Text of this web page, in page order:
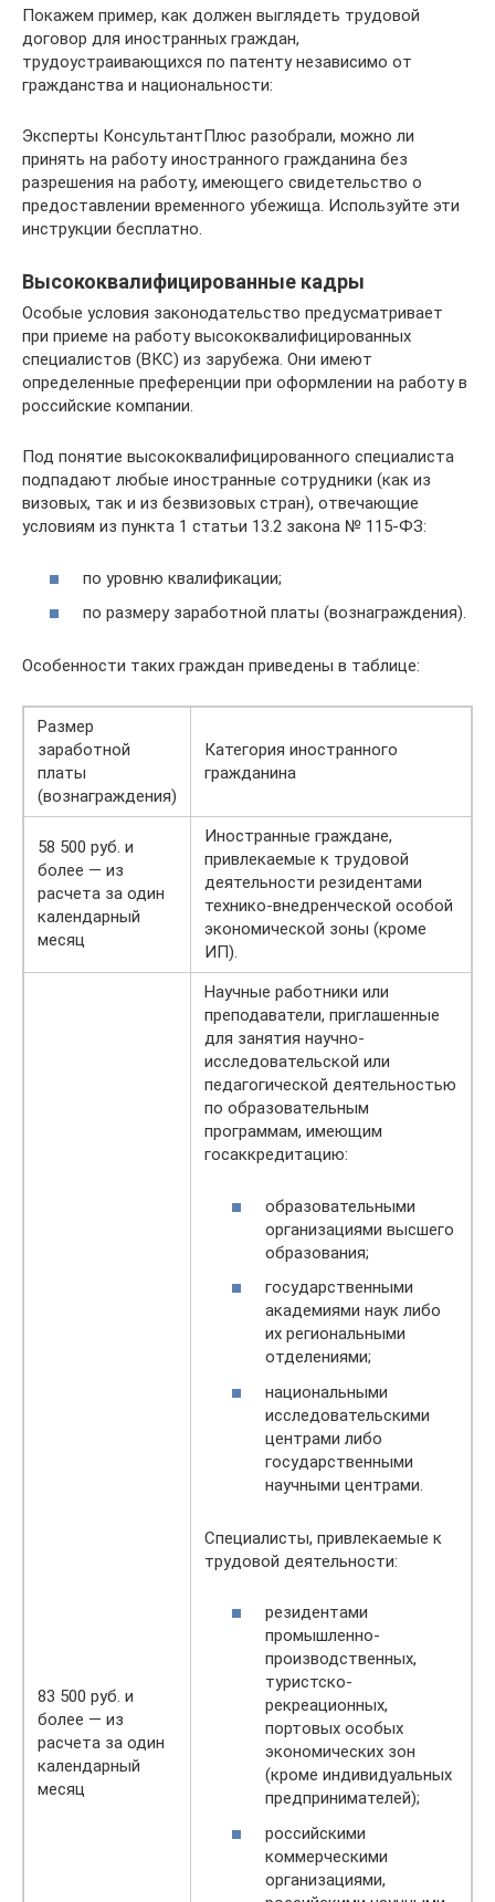
Покажем пример, как должен выглядеть трудовой
договор для иностранных граждан,
трудоустраивающихся по патенту независимо от
гражданства и национальности:
Эксперты КонсультантПлюс разобрали, можно ли
принять на работу иностранного гражданина без
разрешения на работу, имеющего свидетельство о
предоставлении временного убежища. Используйте эти
инструкции бесплатно.
Высококвалифицированные кадры
Особые условия законодательство предусматривает
при приеме на работу высококвалифицированных
специалистов (ВКС) из зарубежа. Они имеют
определенные преференции при оформлении на работу в
российские компании.
Под понятие высококвалифицированного специалиста
подпадают любые иностранные сотрудники (как из
визовых, так и из безвизовых стран), отвечающие
условиям из пункта 1 статьи 13.2 закона № 115-ФЗ:
по уровню квалификации;
по размеру заработной платы (вознаграждения).
Особенности таких граждан приведены в таблице:
Размер
заработной
платы
(вознаграждения)
Категория иностранного
гражданина
58 500 руб. и
более — из
расчета за один
календарный
месяц
Иностранные граждане,
привлекаемые к трудовой
деятельности резидентами
технико-внедренческой особой
экономической зоны (кроме
ИП).
83 500 руб. и
более — из
расчета за один
календарный
месяц
Научные работники или
преподаватели, приглашенные
для занятия научно-
исследовательской или
педагогической деятельностью
по образовательным
программам, имеющим
госаккредитацию:
образовательными
организациями высшего
образования;
государственными
академиями наук либо
их региональными
отделениями;
национальными
исследовательскими
центрами либо
государственными
научными центрами.
Специалисты, привлекаемые к
трудовой деятельности:
резидентами
промышленно-
производственных,
туристско-
рекреационных,
портовых особых
экономических зон
(кроме индивидуальных
предпринимателей);
российскими
коммерческими
организациями,